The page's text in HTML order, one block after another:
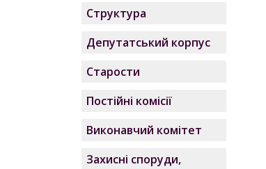
Структура
Депутатський корпус
Старости
Постійні комісії
Виконавчий комітет
Захисні споруди,